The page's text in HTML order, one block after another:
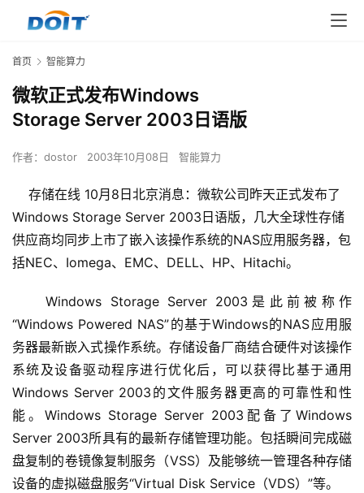
首页 智能算力
微软正式发布Windows
Storage Server 2003日语版
作者： dostor 2003年10月08日 智能算力
存储在线 10月8日北京消息 ：微软公司昨天正式发布了
Windows Storage Server 2003日语版，几大全球性存储
供应商均同步上市了嵌入该操作系统的NAS应用服务器，包
括NEC、Iomega、EMC、DELL、HP、Hitachi。
Windows Storage Server 2003是此前被称作
“Windows Powered NAS”的基于Windows的NAS应用服
务器最新嵌入式操作系统。存储设备厂商结合硬件对该操作
系统及设备驱动程序进行优化后，可以获得比基于通用
Windows Server 2003的文件服务器更高的可靠性和性
能。Windows Storage Server 2003配备了Windows
Server 2003所具有的最新存储管理功能。包括瞬间完成磁
盘复制的卷镜像复制服务（VSS）及能够统一管理各种存储
设备的虚拟磁盘服务“Virtual Disk Service（VDS）”等。